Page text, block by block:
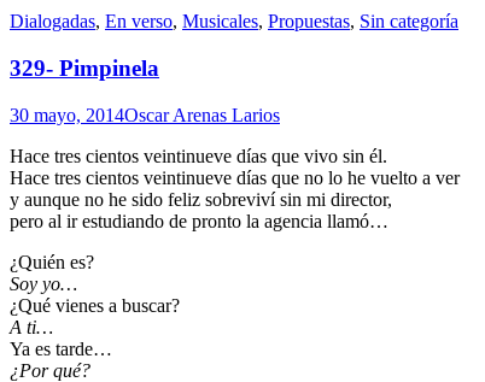
Standard
Dialogadas, En verso, Musicales, Propuestas, Sin categoría
329- Pimpinela
30 mayo, 2014Oscar Arenas Larios
Hace tres cientos veintinueve días que vivo sin él.
Hace tres cientos veintinueve días que no lo he vuelto a ver
y aunque no he sido feliz sobreviví sin mi director,
pero al ir estudiando de pronto la agencia llamó…
¿Quién es?
Soy yo…
¿Qué vienes a buscar?
A ti…
Ya es tarde…
¿Por qué?